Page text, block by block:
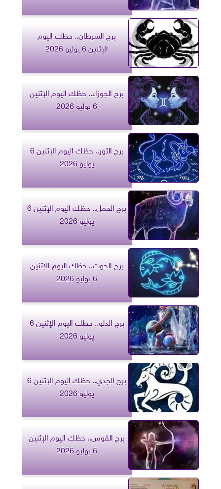
برج السرطان.. حظك اليوم
الإثنين 6 يوليو 2026
برج الجوزاء.. حظك اليوم الإثنين
6 يوليو 2026
برج الثور.. حظك اليوم الإثنين 6
يوليو 2026
برج الحمل.. حظك اليوم الإثنين 6
يوليو 2026
برج الحوت.. حظك اليوم الإثنين
6 يوليو 2026
برج الدلو.. حظك اليوم الإثنين 6
يوليو 2026
برج الجدي.. حظك اليوم الإثنين 6
يوليو 2026
برج القوس.. حظك اليوم الإثنين
6 يوليو 2026